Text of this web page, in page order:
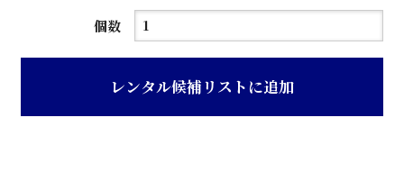
個数
濃
ニ
レンタル候補リストに追加